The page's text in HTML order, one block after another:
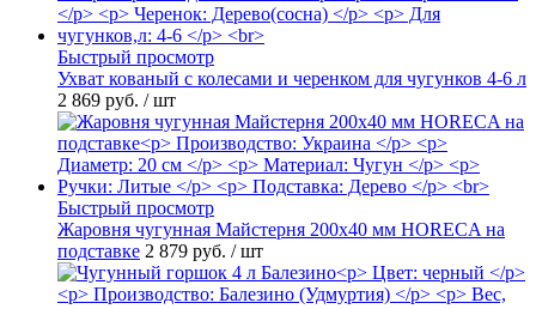
Быстрый просмотр
Ухват кованый с колесами и черенком для чугунков 4-6 л
2 869 руб. / шт
Быстрый просмотр
Жаровня чугунная Майстерня 200х40 мм HORECA на
подставке 2 879 руб. / шт